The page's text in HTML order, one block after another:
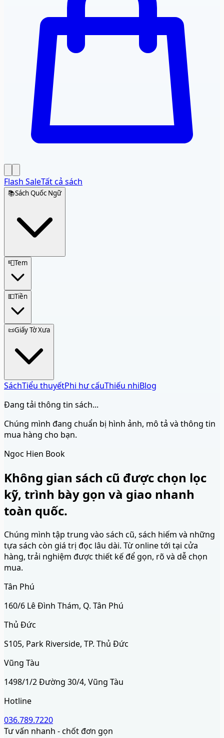
Flash SaleTất cả sách
📚Sách Quốc Ngữ
📮Tem
💵Tiền
📜Giấy Tờ Xưa
SáchTiểu thuyếtPhi hư cấuThiếu nhiBlog
Đang tải thông tin sách...
Chúng mình đang chuẩn bị hình ảnh, mô tả và thông tin
mua hàng cho bạn.
Ngoc Hien Book
Không gian sách cũ được chọn lọc
kỹ, trình bày gọn và giao nhanh
toàn quốc.
Chúng mình tập trung vào sách cũ, sách hiếm và những
tựa sách còn giá trị đọc lâu dài. Từ online tới tại cửa
hàng, trải nghiệm được thiết kế để gọn, rõ và dễ chọn
mua.
Tân Phú
160/6 Lê Đình Thám, Q. Tân Phú
Thủ Đức
S105, Park Riverside, TP. Thủ Đức
Vũng Tàu
1498/1/2 Đường 30/4, Vũng Tàu
Hotline
036.789.7220
Tư vấn nhanh - chốt đơn gọn